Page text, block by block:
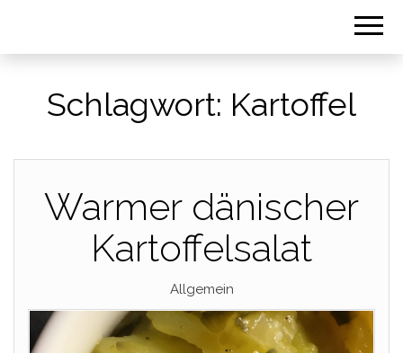
Schlagwort: Kartoffel
Warmer dänischer
Kartoffelsalat
Allgemein